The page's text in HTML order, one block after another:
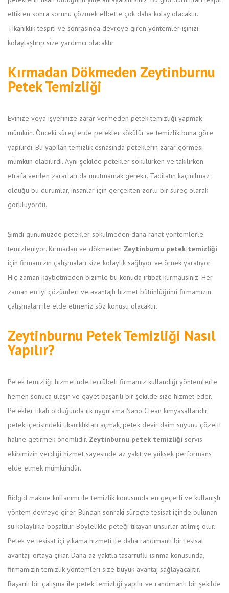
ettikten sonra sorunu çözmek elbette çok daha kolay olacaktır.
Tıkanıklık tespiti ve sonrasında devreye giren yöntemler işinizi
kolaylaştırıp size yardımcı olacaktır.
Kırmadan Dökmeden Zeytinburnu
Petek Temizliği
Evinize veya işyerinize zarar vermeden petek temizliği yapmak
mümkün. Önceki süreçlerde petekler sökülür ve temizlik buna göre
yapılırdı. Bu yapılan temizlik esnasında peteklerin zarar görmesi
mümkün olabilirdi. Aynı şekilde petekler sökülürken ve takılırken
etrafa verilen zararları da unutmamak gerekir. Tadilatın kaçınılmaz
olduğu bu durumlar, insanlar için gerçekten zorlu bir süreç olarak
görülüyordu.
Şimdi günümüzde petekler sökülmeden daha rahat yöntemlerle
temizleniyor. Kırmadan ve dökmeden Zeytinburnu petek temizliği
için firmamızın çalışmaları size kolaylık sağlıyor ve örnek yaratıyor.
Hiç zaman kaybetmeden bizimle bu konuda irtibat kurmalısınız. Her
zaman en iyi çözümleri ve avantajlı hizmet bütünlüğünü firmamızın
çalışmaları ile elde etmeniz söz konusu olacaktır.
Zeytinburnu Petek Temizliği Nasıl
Yapılır?
Petek temizliği hizmetinde tecrübeli firmamız kullandığı yöntemlerle
hemen sonuca ulaşır ve gayet başarılı bir şekilde size hizmet eder.
Petekler tıkalı olduğunda ilk uygulama Nano Clean kimyasallarıdır
petek içerisindeki tıkanıklıkları açmak, petek devir daim suyunu çözelti
haline getirmek önemlidir. Zeytinburnu petek temizliği servis
ekibimizin verdiği hizmet sayesinde az yakıt ve yüksek performans
elde etmek mümkündür.
Ridgid makine kullanımı ile temizlik konusunda en geçerli ve kullanışlı
yöntem devreye girer. Bundan sonraki süreçte tesisat içinde bulunan
su kolaylıkla boşaltılır. Böylelikle peteği tıkayan unsurlar atılmış olur.
Petek ve tesisat içi yıkama hizmeti ile daha randımanlı bir tesisat
avantajı ortaya çıkar. Daha az yakıtla tasarruflu ısınma konusunda,
firmamızın temizlik yöntemleri size büyük avantaj sağlayacaktır.
Başarılı bir çalışma ile petek temizliği yapılır ve randımanlı bir şekilde